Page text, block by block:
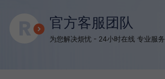
官方客服团队
为您解决烦忧 - 24小时在线 专业服务